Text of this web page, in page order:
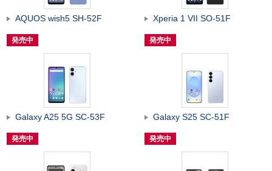
AQUOS wish5 SH-52F
発売中
Xperia 1 VII SO-51F
発売中
Galaxy A25 5G SC-53F
発売中
Galaxy S25 SC-51F
発売中